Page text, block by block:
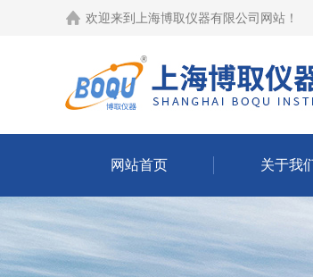
欢迎来到 上海博取仪器有限公司网站 ！
网站首页 关于我